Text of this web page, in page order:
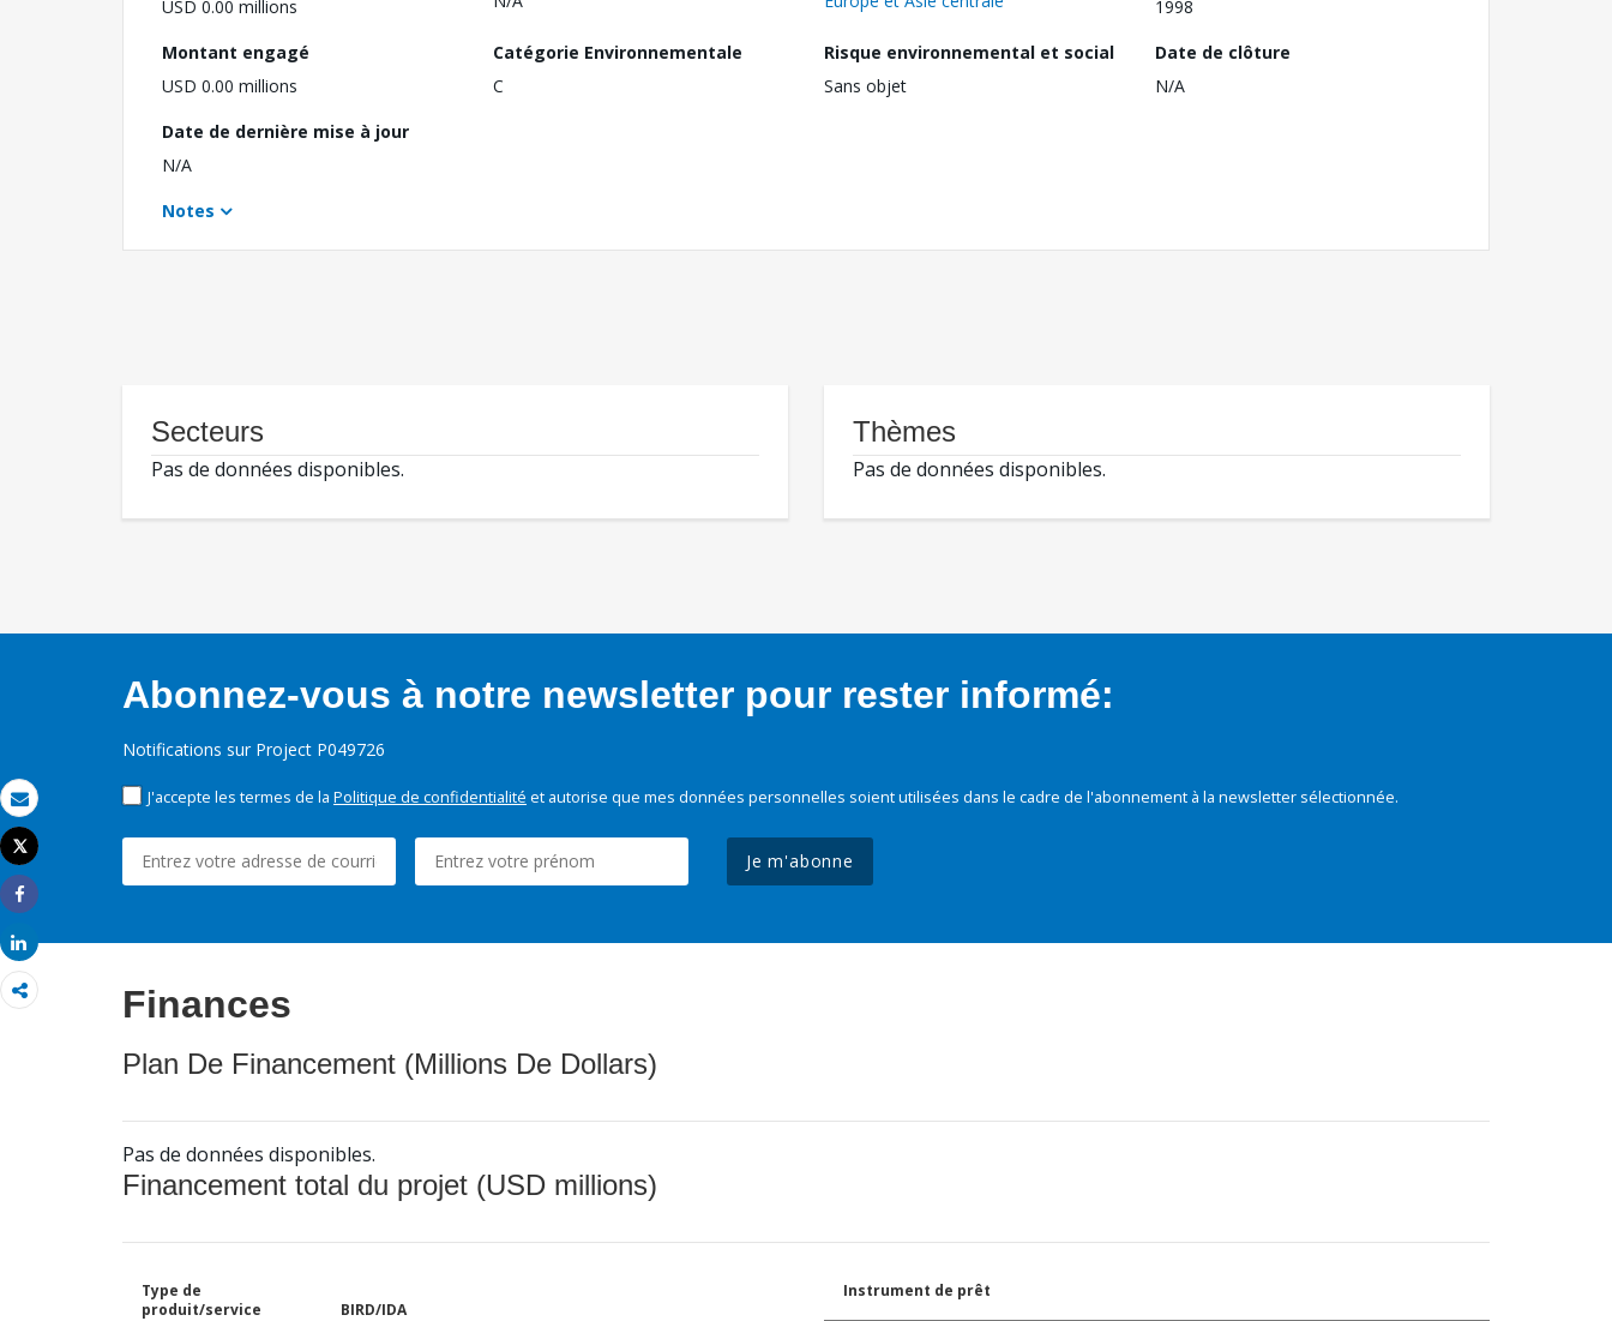
Email
Imprimer
Tweet
Share
Share
USD 0.00 millions
1998
Montant engagé
USD 0.00 millions
Catégorie Environnementale
C
Risque environnemental et social
Sans objet
Date de clôture
N/A
Date de dernière mise à jour
N/A
Notes
Secteurs
Pas de données disponibles.
Thèmes
Pas de données disponibles.
Abonnez-vous à notre newsletter pour rester informé:
Notifications sur Project P049726
J'accepte les termes de la Politique de confidentialité et autorise que mes données personnelles soient utilisées dans le cadre de l'abonnement à la newsletter sélectionnée.
Je m'abonne
Finances
Plan De Financement (Millions De Dollars)
Pas de données disponibles.
Financement total du projet (USD millions)
Type de
produit/service
BIRD/IDA
Instrument de prêt